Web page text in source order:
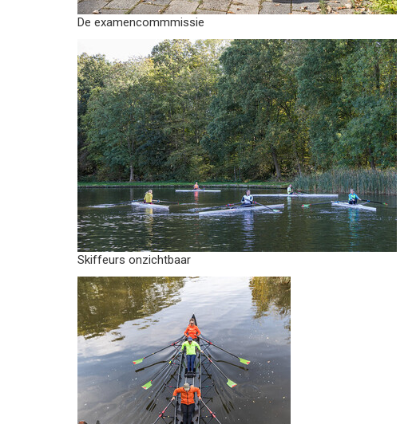
De examencommmissie
Skiffeurs onzichtbaar